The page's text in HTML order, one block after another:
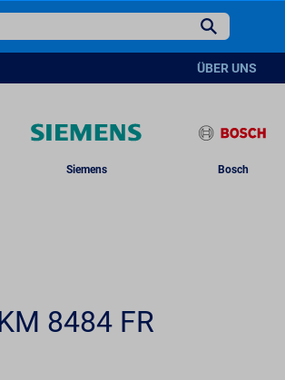
ÜBER UNS
Siemens Bosch
8484 FR
(Lieferzeit 4-7 Werktage)